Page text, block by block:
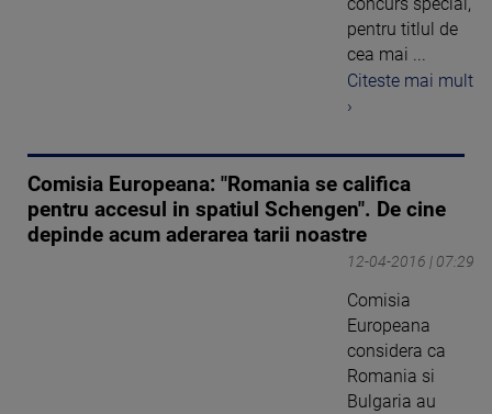
pentru titlul de
cea mai ...
Citeste mai mult
›
Comisia Europeana: "Romania se califica
pentru accesul in spatiul Schengen". De cine
depinde acum aderarea tarii noastre
12-04-2016 | 07:29
Comisia
Europeana
considera ca
Romania si
Bulgaria au